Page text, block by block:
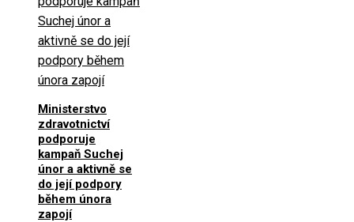
Ministerstvo
zdravotnictví
podporuje
kampaň Suchej
únor a aktivně se
do její podpory
během února
zapojí